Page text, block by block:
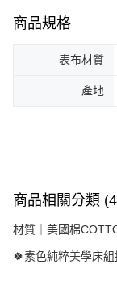
商品規格
表布材質
產地
商品相關分類
材質｜美國棉
🍀素色純粹美學床